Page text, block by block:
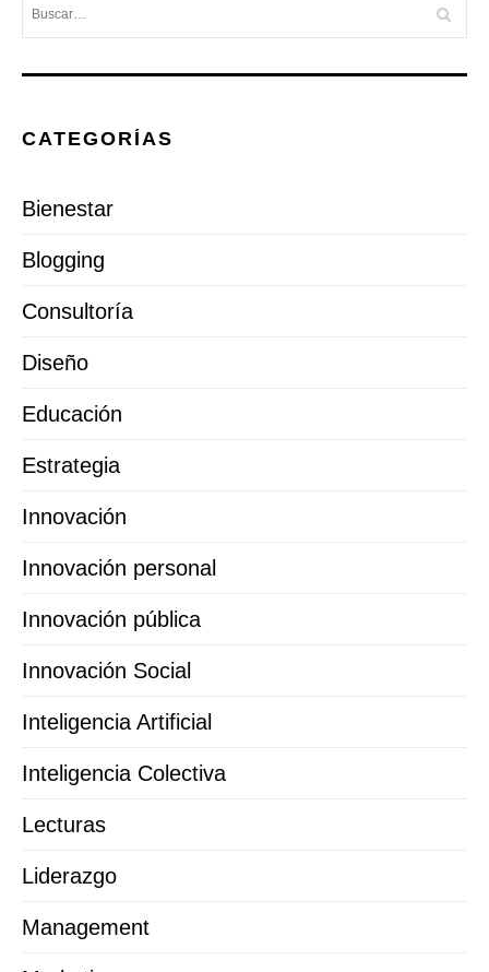
CATEGORÍAS
Bienestar
Blogging
Consultoría
Diseño
Educación
Estrategia
Innovación
Innovación personal
Innovación pública
Innovación Social
Inteligencia Artificial
Inteligencia Colectiva
Lecturas
Liderazgo
Management